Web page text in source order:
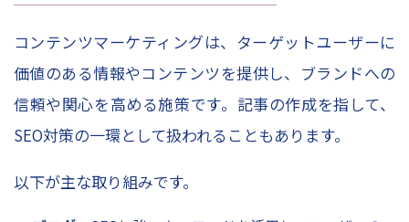
コンテンツマーケティングは、ターゲットユーザーに
価値のある情報やコンテンツを提供し、ブランドへの
信頼や関心を高める施策です。記事の作成を指して、
SEO対策の一環として扱われることもあります。
以下が主な取り組みです。